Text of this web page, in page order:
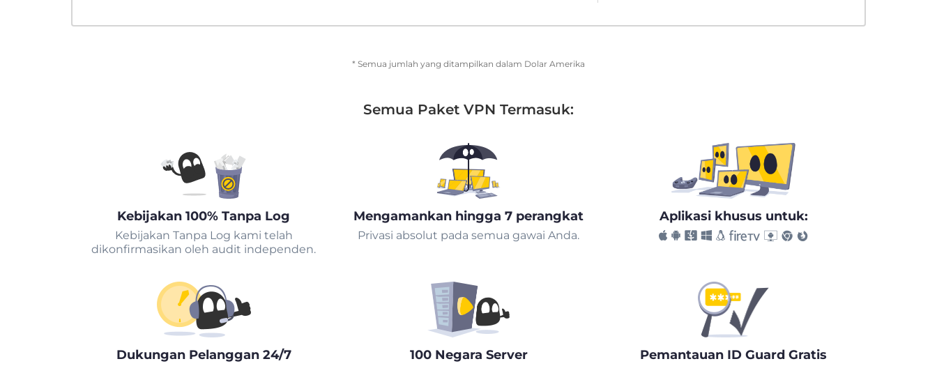
* Semua jumlah yang ditampilkan dalam Dolar Amerika
Semua Paket VPN Termasuk:
Kebijakan 100% Tanpa Log
Kebijakan Tanpa Log kami telah
dikonfirmasikan oleh audit independen.
Mengamankan hingga 7 perangkat
Privasi absolut pada semua gawai Anda.
Aplikasi khusus untuk:
Dukungan Pelanggan 24/7 100 Negara Server Pemantauan ID Guard Gratis